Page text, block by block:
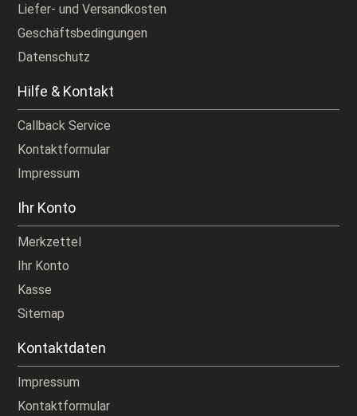
Liefer- und Versandkosten
Geschäftsbedingungen
Datenschutz
Hilfe & Kontakt
Callback Service
Kontaktformular
Impressum
Ihr Konto
Merkzettel
Ihr Konto
Kasse
Sitemap
Kontaktdaten
Impressum
Kontaktformular